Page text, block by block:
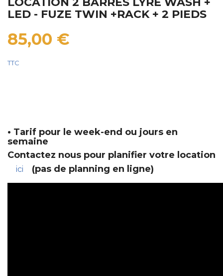
LED - FUZE TWIN +RACK + 2 PIEDS
85,00 €
TTC
• Tarif pour le week-end ou jours en
semaine
Contactez nous pour planifier votre location
ici (pas de planning en ligne)